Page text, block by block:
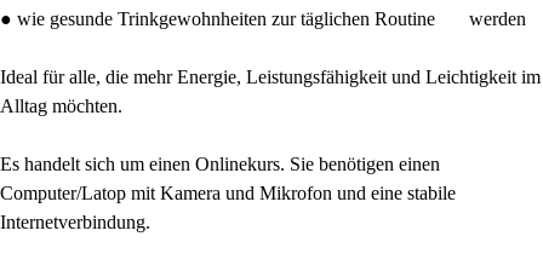
● wie gesunde Trinkgewohnheiten zur täglichen Routine werden
Ideal für alle, die mehr Energie, Leistungsfähigkeit und Leichtigkeit im
Alltag möchten.
Es handelt sich um einen Onlinekurs. Sie benötigen einen
Computer/Latop mit Kamera und Mikrofon und eine stabile
Internetverbindung.